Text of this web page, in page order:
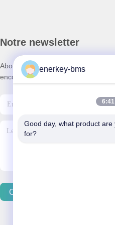
Notre newsletter
Abonnez-vous à notre newsletter
encore.
Contactez-Nous
enerkey-bms
6:41
Good day, what product are
for?